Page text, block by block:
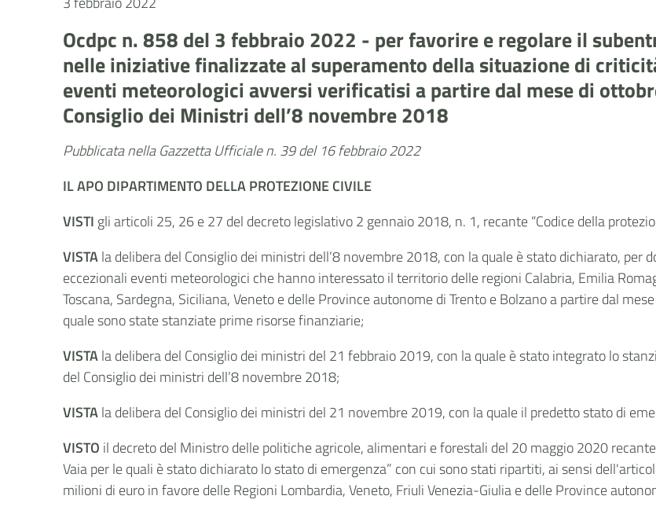
Ocdpc n. 858 del 3 febbraio 2022 - per favorire e regolare il
nelle iniziative finalizzate al superamento della situazione di
eventi meteorologici avversi verificatisi a partire dal mese di
Consiglio dei Ministri dell’8 novembre 2018
Pubblicata nella Gazzetta Ufficiale n. 39 del 16 febbraio 2022
IL APO DIPARTIMENTO DELLA PROTEZIONE CIVILE
VISTI gli articoli 25, 26 e 27 del decreto legislativo 2 gennaio 2018, n. 1, recante “Codice della
VISTAla delibera del Consiglio dei ministri dell’8 novembre 2018, con la quale è stato dichiarato, per
eccezionali eventi meteorologici che hanno interessato il territorio delle regioni Calabria, Emilia
Toscana, Sardegna, Siciliana, Veneto e delle Province autonome di Trento e Bolzano a partire dal
quale sono state stanziate prime risorse finanziarie;
VISTAla delibera del Consiglio dei ministri del 21 febbraio 2019, con la quale è stato integrato lo
del Consiglio dei ministri dell’8 novembre 2018;
VISTAla delibera del Consiglio dei ministri del 21 novembre 2019, con la quale il predetto stato di
VISTO il decreto del Ministro delle politiche agricole, alimentari e forestali del 20 maggio 2020
Vaia per le quali è stato dichiarato lo stato di emergenza” con cui sono stati ripartiti, ai sensi dell'
milioni di euro in favore delle Regioni Lombardia, Veneto, Friuli Venezia-Giulia e delle Province